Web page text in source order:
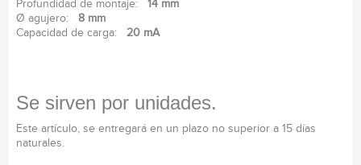
Profundidad de montaje: 14 mm
Ø agujero: 8 mm
Capacidad de carga: 20 mA
Se sirven por unidades.
Este artículo, se entregará en un plazo no superior a 15 días
naturales.